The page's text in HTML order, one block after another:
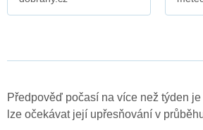
Předpověď počasí na více než týden
lze očekávat její upřesňování v